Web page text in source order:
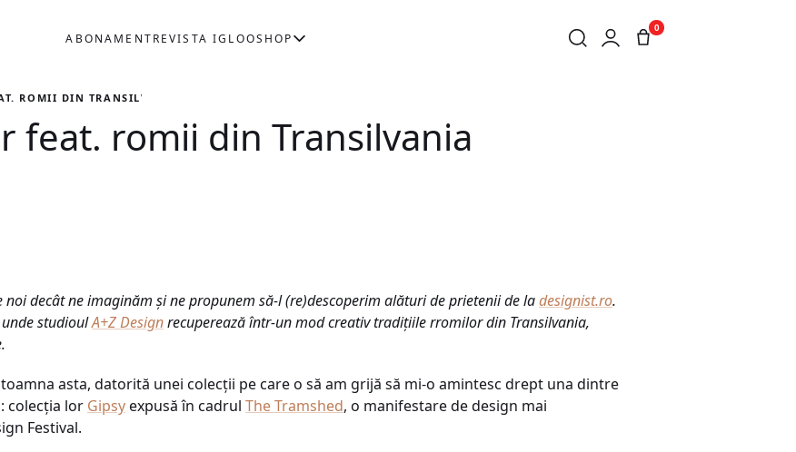
ABONAMENTREVISTA IGLOOSHOP
0
ROMII DIN TRANSILVANIA
feat. romii din Transilvania
decât ne imaginăm şi ne propunem să-l (re)descoperim alături de prietenii de ladesignist.ro.
studioulA+Z Designrecuperează într-un mod creativ tradiţiile rromilor din Transilvania,
asta, datorită unei colecţii pe care o să am grijă să mi-o amintesc drept una dintre
colecţia lor Gipsyexpusă în cadrul The Tramshed, o manifestare de design mai
Festival.